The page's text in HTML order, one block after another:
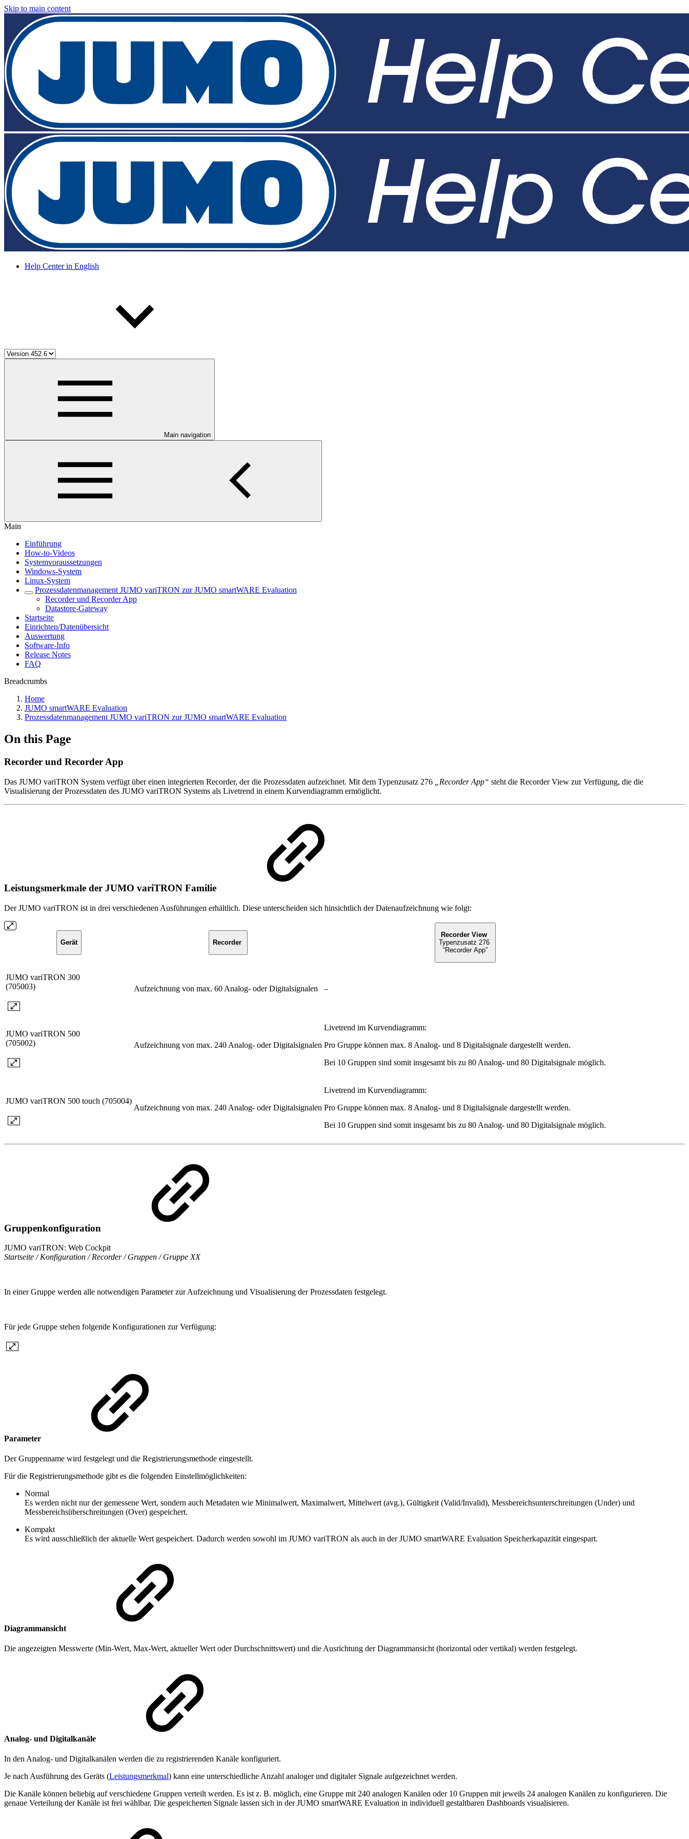
Skip to main content
Help Center in English
Main navigation
Main
Einführung
How-to-Videos
Systemvoraussetzungen
Windows-System
Linux-System
Prozessdatenmanagement JUMO variTRON zur JUMO smartWARE Evaluation
Recorder und Recorder App
Datastore-Gateway
Startseite
Einrichten/Datenübersicht
Auswertung
Software-Info
Release Notes
FAQ
Breadcrumbs
Home
JUMO smartWARE Evaluation
Prozessdatenmanagement JUMO variTRON zur JUMO smartWARE Evaluation
On this Page
Recorder und Recorder App
Das JUMO variTRON System verfügt über einen integrierten Recorder, der die Prozessdaten aufzeichnet. Mit dem Typenzusatz 276 „Recorder App“ steht die Recorder View zur Verfügung, die die
Visualisierung der Prozessdaten des JUMO variTRON Systems als Livetrend in einem Kurvendiagramm ermöglicht.
Leistungsmerkmale der JUMO variTRON Familie
Der JUMO variTRON ist in drei verschiedenen Ausführungen erhältlich. Diese unterscheiden sich hinsichtlich der Datenaufzeichnung wie folgt:
Gerät Recorder
Recorder View
Typenzusatz 276
“Recorder App”
JUMO variTRON 300
(705003)
Aufzeichnung von max. 60 Analog- oder Digitalsignalen –
JUMO variTRON 500
(705002)
Aufzeichnung von max. 240 Analog- oder Digitalsignalen
Livetrend im Kurvendiagramm:
Pro Gruppe können max. 8 Analog- und 8 Digitalsignale dargestellt werden.
Bei 10 Gruppen sind somit insgesamt bis zu 80 Analog- und 80 Digitalsignale möglich.
JUMO variTRON 500 touch (705004)
Aufzeichnung von max. 240 Analog- oder Digitalsignalen
Livetrend im Kurvendiagramm:
Pro Gruppe können max. 8 Analog- und 8 Digitalsignale dargestellt werden.
Bei 10 Gruppen sind somit insgesamt bis zu 80 Analog- und 80 Digitalsignale möglich.
Gruppenkonfiguration
JUMO variTRON: Web Cockpit
Startseite / Konfiguration / Recorder / Gruppen / Gruppe XX
In einer Gruppe werden alle notwendigen Parameter zur Aufzeichnung und Visualisierung der Prozessdaten festgelegt.
Für jede Gruppe stehen folgende Konfigurationen zur Verfügung:
Parameter
Der Gruppenname wird festgelegt und die Registrierungsmethode eingestellt.
Für die Registrierungsmethode gibt es die folgenden Einstellmöglichkeiten:
Normal
Es werden nicht nur der gemessene Wert, sondern auch Metadaten wie Minimalwert, Maximalwert, Mittelwert (avg.), Gültigkeit (Valid/Invalid), Messbereichsunterschreitungen (Under) und
Messbereichsüberschreitungen (Over) gespeichert.
Kompakt
Es wird ausschließlich der aktuelle Wert gespeichert. Dadurch werden sowohl im JUMO variTRON als auch in der JUMO smartWARE Evaluation Speicherkapazität eingespart.
Diagrammansicht
Die angezeigten Messwerte (Min-Wert, Max-Wert, aktueller Wert oder Durchschnittswert) und die Ausrichtung der Diagrammansicht (horizontal oder vertikal) werden festgelegt.
Analog- und Digitalkanäle
In den Analog- und Digitalkanälen werden die zu registrierenden Kanäle konfiguriert.
Je nach Ausführung des Geräts (Leistungsmerkmal) kann eine unterschiedliche Anzahl analoger und digitaler Signale aufgezeichnet werden.
Die Kanäle können beliebig auf verschiedene Gruppen verteilt werden. Es ist z. B. möglich, eine Gruppe mit 240 analogen Kanälen oder 10 Gruppen mit jeweils 24 analogen Kanälen zu konfigurieren. Die
genaue Verteilung der Kanäle ist frei wählbar. Die gespeicherten Signale lassen sich in der JUMO smartWARE Evaluation in individuell gestaltbaren Dashboards visualisieren.